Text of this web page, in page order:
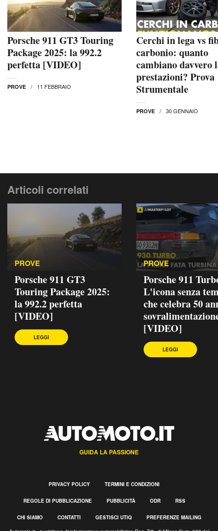
Porsche 911 GT3 Touring
Package 2025: la 992.2
perfetta [VIDEO]
PROVE 11 FEBBRAIO
Cerchi in lega vs
carbonio: quanto
cambiano davvero
prestazioni? Prova
Strumentale
PROVE 30 GENNAIO
Articoli correlati
PROVE
Porsche 911 GT3
Touring Package 2025:
la 992.2 perfetta
[VIDEO]
LEGGI
PROVE
Porsche 911
L'icona senza
che celebra 50
[VIDEO]
LEGGI
GUIDA LA PASSIONE
PRIVACY POLICY TERMINI E CONDIZIONI
REGOLE DI PUBBLICAZIONE PUBBLICITÀ ODR RSS
CHI SIAMO CONTATTI GESTISCI UTIQ PREFERENZE MAILING